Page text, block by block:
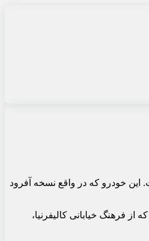
این خودرو که در واقع نسخه آفرود
فرهنگ خیابانی کالیفرنیا،